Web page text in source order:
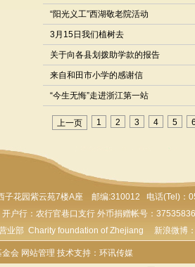
“阳光义工”西湖敬老院活动
3月15日我们植树去
关于向各县划拨助学款的报告
来自和田市小学的感谢信
“今生无悔”走进浙江第一站
上一页 1 2 3 4 5
子花园紫云苑7楼A座 邮编:310012 电话(Tel)
户行：农行官巷口支行 外币捐赠帐号：
业部 Charity foundation of Zhejiang 新浪微博
金会 网站管理 技术支持：环讯传媒